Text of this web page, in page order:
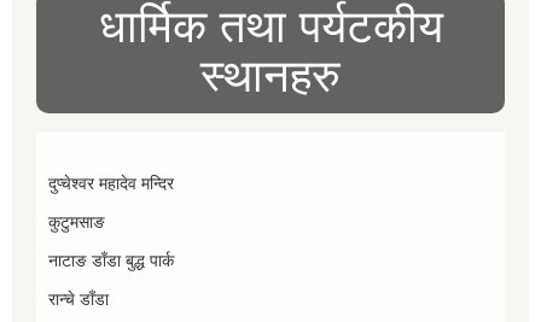
धार्मिक तथा पर्यटकीय
स्थानहरु
दुप्चेश्वर महादेव मन्दिर
कुटुमसाङ
नाटाङ डाँडा बुद्ध पार्क
रान्चे डाँडा